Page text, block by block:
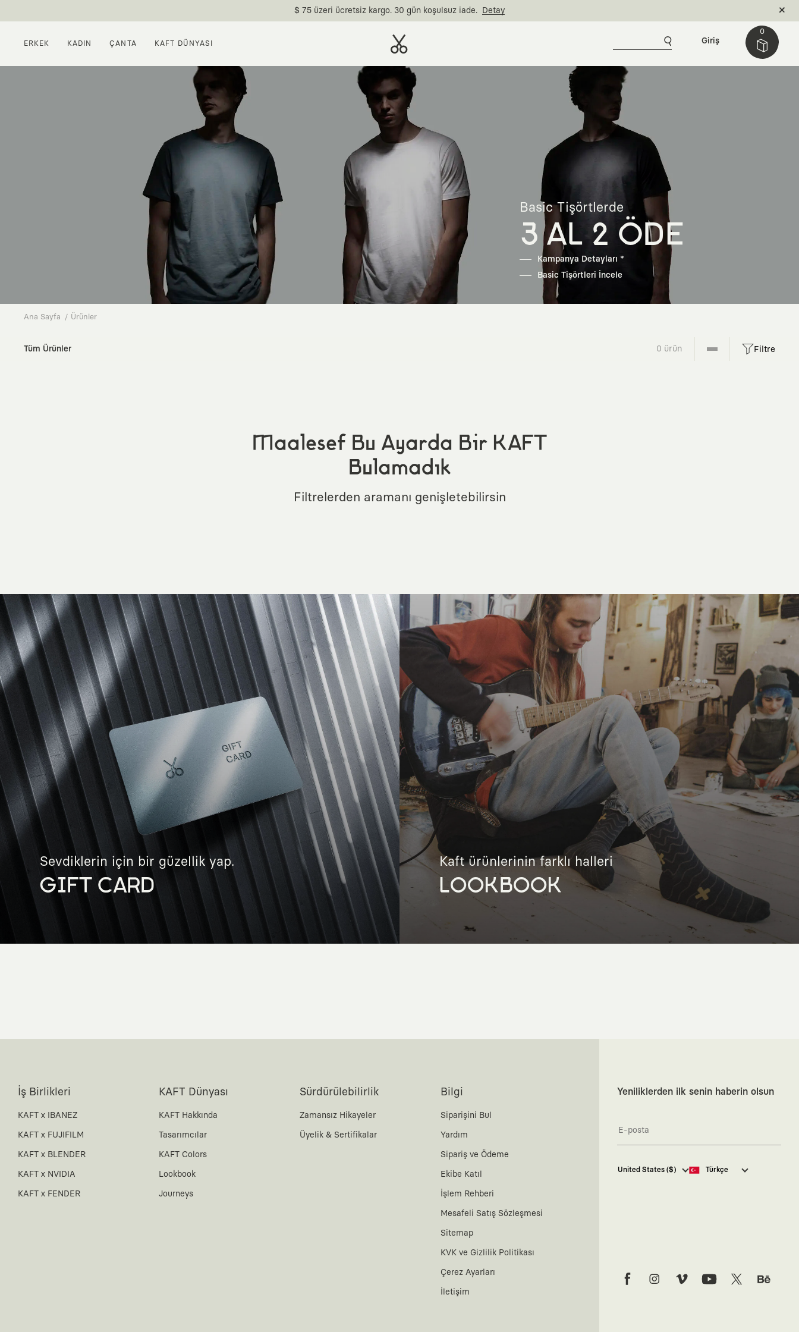
$ 75 üzeri ücretsiz kargo. 30 gün koşulsuz iade. Detay
ERKEK KADIN ÇANTA KAFT DÜNYASI
0
Giriş
Basic Tişörtlerde
3 AL 2 ÖDE
Kampanya Detayları *
Basic Tişörtleri İncele
Ana Sayfa Ürünler
Tüm Ürünler 0 ürün Filtre
Maalesef Bu Ayarda Bir KAFT
Bulamadık
Filtrelerden aramanı genişletebilirsin
Sevdiklerin için bir güzellik yap.
GIFT CARD
Kaft ürünlerinin farklı halleri
LOOKBOOK
İş Birlikleri
KAFT x IBANEZ
KAFT x FUJIFILM
KAFT x BLENDER
KAFT x NVIDIA
KAFT x FENDER
KAFT Dünyası
KAFT Hakkında
Tasarımcılar
KAFT Colors
Lookbook
Journeys
Sürdürülebilirlik
Zamansız Hikayeler
Üyelik & Sertifikalar
Bilgi
Siparişini Bul
Yardım
Sipariş ve Ödeme
Ekibe Katıl
İşlem Rehberi
Mesafeli Satış Sözleşmesi
Sitemap
KVK ve Gizlilik Politikası
Çerez Ayarları
İletişim
Yeniliklerden ilk senin haberin olsun
Kaft Tasarım Tekstil Sanayi ve
United States ($) Türkçe